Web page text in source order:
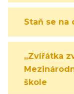
Staň se na
„Zvířátka
škole